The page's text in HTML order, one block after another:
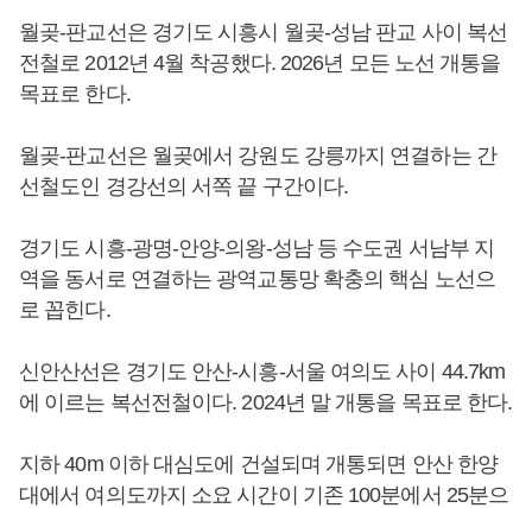
월곶-판교선은 경기도 시흥시 월곶-성남 판교 사이 복선
전철로 2012년 4월 착공했다. 2026년 모든 노선 개통을
목표로 한다.
월곶-판교선은 월곶에서 강원도 강릉까지 연결하는 간
선철도인 경강선의 서쪽 끝 구간이다.
경기도 시흥-광명-안양-의왕-성남 등 수도권 서남부 지
역을 동서로 연결하는 광역교통망 확충의 핵심 노선으
로 꼽힌다.
신안산선은 경기도 안산-시흥-서울 여의도 사이 44.7km
에 이르는 복선전철이다. 2024년 말 개통을 목표로 한다.
지하 40m 이하 대심도에 건설되며 개통되면 안산 한양
대에서 여의도까지 소요 시간이 기존 100분에서 25분으